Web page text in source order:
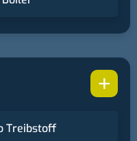
+
Treibstoff